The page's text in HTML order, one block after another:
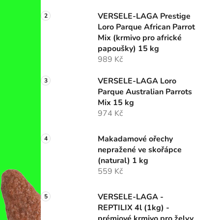
í
p
l
VERSELE-LAGA Prestige
Loro Parque African Parrot
Mix (krmivo pro africké
papoušky) 15 kg
989 Kč
VERSELE-LAGA Loro
Parque Australian Parrots
Mix 15 kg
974 Kč
Makadamové ořechy
nepražené ve skořápce
(natural) 1 kg
559 Kč
VERSELE-LAGA -
REPTILIX 4l (1kg) -